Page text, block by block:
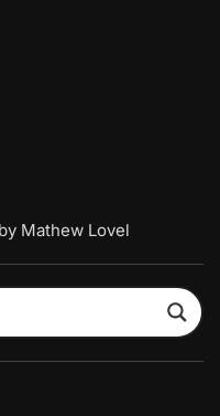
Mathew Lovel